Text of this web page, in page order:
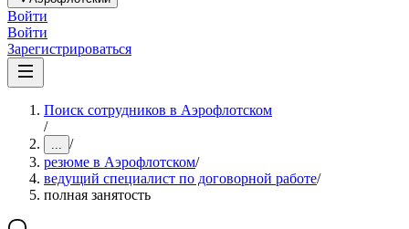
Войти
Войти
Зарегистрироваться
Поиск сотрудников в Аэрофлотском
/
... /
резюме в Аэрофлотском/
ведущий специалист по договорной работе/
полная занятость